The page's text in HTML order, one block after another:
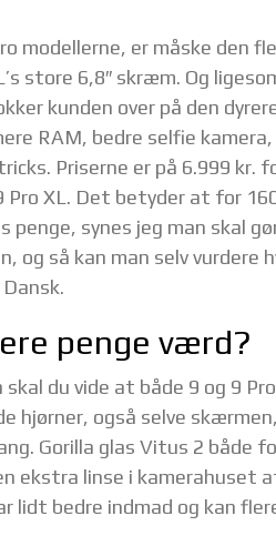
modellerne, er måske den
store 6,8″ skræm. Og
kunden over på den
RAM, bedre selfie
Priserne er på 6.999 kr.
Pro XL. Det betyder at for
penge, synes jeg man skal
og så kan man selv vurdere
penge værd?
du vide at både 9 og 9
hjørner, også selve
Gorilla glas Vitus 2 både
ekstra linse i kamerahuset
lidt bedre indmad og kan